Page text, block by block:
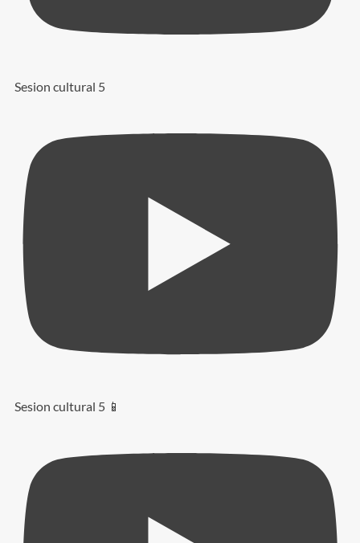
Sesion cultural 5
Sesion cultural 5 📱